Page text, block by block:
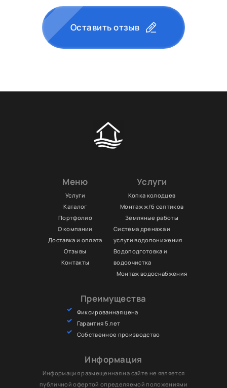
Оставить отзыв
Меню
Услуги
Каталог
Портфолио
О компании
Доставка и оплата
Отзывы
Контакты
Услуги
Копка колодцев
Монтаж ж/б септиков
Земляные работы
Система дренажа и
услуги водопонижения
Водоподготовка и
водоочистка
Монтаж водоснабжения
Преимущества
Фиксированная цена
Гарантия 5 лет
Собственное производство
Информация
Информация размещенная на сайте не является
публичной офертой определяемой положениями